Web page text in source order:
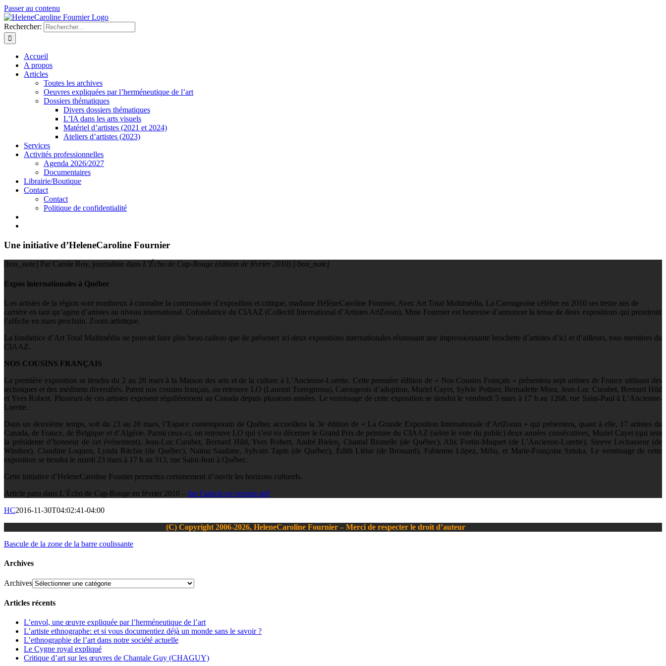
Passer au contenu
Rechercher:
Accueil
A propos
Articles
Toutes les archives
Oeuvres expliquées par l’herméneutique de l’art
Dossiers thématiques
Divers dossiers thématiques
L’IA dans les arts visuels
Matériel d’artistes (2021 et 2024)
Ateliers d’artistes (2023)
Services
Activités professionnelles
Agenda 2026/2027
Documentaires
Librairie/Boutique
Contact
Contact
Politique de confidentialité
Une initiative d’HeleneCaroline Fournier
[box_note] Par Carole Roy, journaliste dans L’Écho de Cap-Rouge (édition de février 2010) [/box_note]
Expos internationales à Québec
L es artistes de la région sont nombreux à connaître la commissaire d’exposition et critique, madame HélèneCaroline Fournier. Avec Art Total Multimédia, La Carougeoise célèbre en 2010 ses treize ans de
carrière en tant qu’agent d’artistes au niveau international. Cofondatrice du CIAAZ (Collectif International d’Artistes ArtZoom), Mme Fournier est heureuse d’annoncer la tenue de deux expositions qui prendront
l’afﬁche en mars prochain. Zoom artistique.
La fondatrice d’Art Total Multimédia ne pouvait faire plus beau cadeau que de présenter ici deux expositions internationales réunissant une impressionnante brochette d’artistes d’ici et d’ailleurs, tous membres du
CIAAZ.
NOS COUSINS FRANÇAIS
La première exposition se tiendra du 2 au 28 mars à la Maison des arts et de la culture à L’Ancienne-Lorette. Cette première édition de « Nos Cousins Français » présentera sept artistes de France utilisant des
techniques et des médiums diversiﬁés. Parmi nos cousins français, on retrouve LO (Laurent Torregrossa), Carougeois d’adoption, Muriel Cayet, Sylvie Pothier, Bernadette Mora, Jean-Luc Curabet, Bernard Hild
et Yves Robert. Plusieurs de ces artistes exposent régulièrement au Canada depuis plusieurs années. Le vernissage de cette exposition se tiendra le vendredi 5 mars à 17 h au 1268, rue Saint-Paul à L’Ancienne-
Lorette.
Dans un deuxième temps, soit du 23 au 28 mars, l’Espace contemporain de Québec accueillera la 3e édition de « La Grande Exposition Internationale d’ArtZoom » qui présentera, quant à elle, 17 artistes du
Canada, de France, de Belgique et d’Algérie. Parmi ceux-ci, on retrouve LO qui s’est vu décerner le Grand Prix de peinture du CIAAZ (selon le vote du public) deux années consécutives, Muriel Cayet (qui sera
la présidente d’honneur de cet événement), Jean-Luc Curabet, Bernard Hild, Yves Robert, André Bielen, Chantal Brunelle (de Québec), Alix Fortin-Muquet (de L’Ancienne-Lorette), Steeve Lechasseur (de
Windsor), Claudine Loquen, Lynda Ritchie (de Québec), Naïma Saadane, Sylvain Tapin (de Québec), Édith Liétar (de Brossard), Fabienne Löpez, MiSu, et Marie-Françoise Sztuka. Le vernissage de cette
exposition se tiendra le mardi 23 mars à 17 h au 313, rue Saint-Jean à Québec.
Cette initiative d’HeleneCaroline Founier permettra certainement d’ouvrir les horizons culturels.
Article paru dans L’Écho de Cap-Rouge en février 2010 – lire l’article en version pdf
HC2016-11-30T04:02:41-04:00
(C) Copyright 2006-2026, HeleneCaroline Fournier – Merci de respecter le droit d’auteur
Bascule de la zone de la barre coulissante
Archives
Archives
Articles récents
L’envol, une œuvre expliquée par l’herméneutique de l’art
L’artiste ethnographe: et si vous documentiez déjà un monde sans le savoir ?
L’ethnographie de l’art dans notre société actuelle
Le Cygne royal expliqué
Critique d’art sur les œuvres de Chantale Guy (CHAGUY)